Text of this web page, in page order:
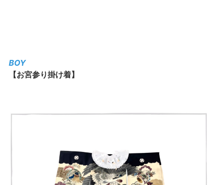
BOY
【お宮参り掛け着】